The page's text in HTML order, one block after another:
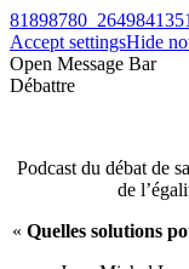
Accept settingsHide
Open Message Bar
Débattre
Podcast du débat de
de
« Quelles solutions